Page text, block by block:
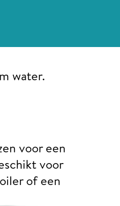
water.
voor een
voor
of een